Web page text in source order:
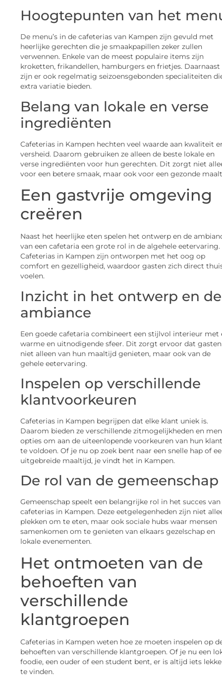
Hoogtepunten van het
De menu’s in de cafeterias van Kampen zijn gevuld met
heerlijke gerechten die je smaakpapillen zeker zullen
verwennen. Enkele van de meest populaire items zijn
kroketten, frikandellen, hamburgers en frietjes. Daarnaast
zijn er ook regelmatig seizoensgebonden specialiteiten
extra variatie bieden.
Belang van lokale en verse
ingrediënten
Cafeterias in Kampen hechten veel waarde aan kwaliteit
versheid. Daarom gebruiken ze alleen de beste lokale en
verse ingrediënten voor hun gerechten. Dit zorgt niet
voor een betere smaak, maar ook voor een gezonde
Een gastvrije omgeving
creëren
Naast het heerlijke eten spelen het ontwerp en de
van een cafetaria een grote rol in de algehele eetervaring.
Cafeterias in Kampen zijn ontworpen met het oog op
comfort en gezelligheid, waardoor gasten zich direct
voelen.
Inzicht in het ontwerp en de
ambiance
Een goede cafetaria combineert een stijlvol interieur met
warme en uitnodigende sfeer. Dit zorgt ervoor dat gasten
niet alleen van hun maaltijd genieten, maar ook van de
gehele eetervaring.
Inspelen op verschillende
klantvoorkeuren
Cafeterias in Kampen begrijpen dat elke klant uniek is.
Daarom bieden ze verschillende zitmogelijkheden en
opties om aan de uiteenlopende voorkeuren van hun
te voldoen. Of je nu op zoek bent naar een snelle hap of
uitgebreide maaltijd, je vindt het in Kampen.
De rol van de gemeenschap
Gemeenschap speelt een belangrijke rol in het succes van
cafeterias in Kampen. Deze eetgelegenheden zijn niet
plekken om te eten, maar ook sociale hubs waar mensen
samenkomen om te genieten van elkaars gezelschap en
lokale evenementen.
Het ontmoeten van de
behoeften van
verschillende
klantgroepen
Cafeterias in Kampen weten hoe ze moeten inspelen op
behoeften van verschillende klantgroepen. Of je nu een
foodie, een ouder of een student bent, er is altijd iets
te vinden.